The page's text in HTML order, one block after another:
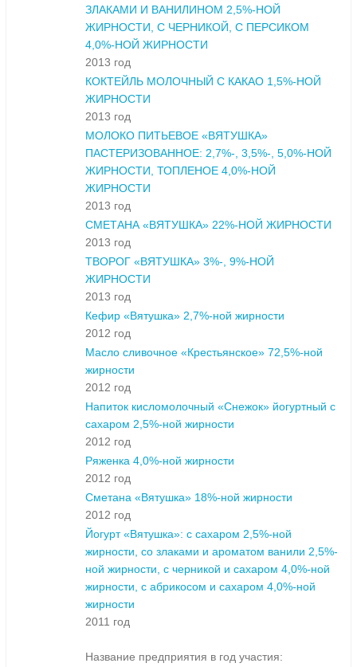
ЗЛАКАМИ И ВАНИЛИНОМ 2,5%-НОЙ
ЖИРНОСТИ, С ЧЕРНИКОЙ, С ПЕРСИКОМ
4,0%-НОЙ ЖИРНОСТИ
2013 год
КОКТЕЙЛЬ МОЛОЧНЫЙ С КАКАО 1,5%-НОЙ
ЖИРНОСТИ
2013 год
МОЛОКО ПИТЬЕВОЕ «ВЯТУШКА»
ПАСТЕРИЗОВАННОЕ: 2,7%-, 3,5%-, 5,0%-НОЙ
ЖИРНОСТИ, ТОПЛЕНОЕ 4,0%-НОЙ
ЖИРНОСТИ
2013 год
СМЕТАНА «ВЯТУШКА» 22%-НОЙ ЖИРНОСТИ
2013 год
ТВОРОГ «ВЯТУШКА» 3%-, 9%-НОЙ
ЖИРНОСТИ
2013 год
Кефир «Вятушка» 2,7%-ной жирности
2012 год
Масло сливочное «Крестьянское» 72,5%-ной
жирности
2012 год
Напиток кисломолочный «Снежок» йогуртный с
сахаром 2,5%-ной жирности
2012 год
Ряженка 4,0%-ной жирности
2012 год
Сметана «Вятушка» 18%-ной жирности
2012 год
Йогурт «Вятушка»: с сахаром 2,5%-ной
жирности, cо злаками и ароматом ванили 2,5%-
ной жирности, с черникой и сахаром 4,0%-ной
жирности, с абрикосом и сахаром 4,0%-ной
жирности
2011 год
Название предприятия в год участия: